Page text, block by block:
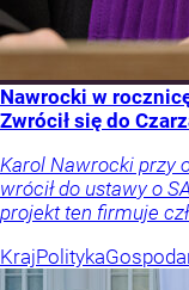
Nawrocki w
Zwrócił się do
Karol Nawrocki przy
wrócił do ustawy o
projekt ten firmuje
KrajPolityka